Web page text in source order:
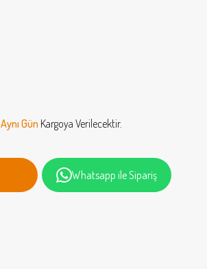
Aynı Gün Kargoya Verilecektir.
Whatsapp ile Sipariş